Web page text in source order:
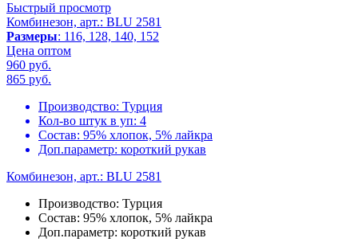
Быстрый просмотр
Комбинезон, арт.: BLU 2581
Размеры: 116, 128, 140, 152
Цена оптом
960 руб.
865 руб.
Производство: Турция
Кол-во штук в уп: 4
Состав: 95% хлопок, 5% лайкра
Доп.параметр: короткий рукав
Комбинезон, арт.: BLU 2581
Производство: Турция
Состав: 95% хлопок, 5% лайкра
Доп.параметр: короткий рукав